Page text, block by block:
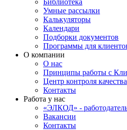
Библиотека
Умные рассылки
Калькуляторы
Календари
Подборки документов
Программы для
О компании
О нас
Принципы работы с
Центр контроля качества
Контакты
Работа у нас
«ЭЛКОД» -
Вакансии
Контакты